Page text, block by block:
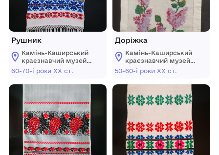
Рушник
Камінь-Каширський
краєзнавчий музей
Камінь-Каширської
міської ради
60-70-і роки ХХ ст.
Доріжка
Камінь-Каширський
краєзнавчий музей
Камінь-Каширської
міської ради
50-60-і роки ХХ ст.